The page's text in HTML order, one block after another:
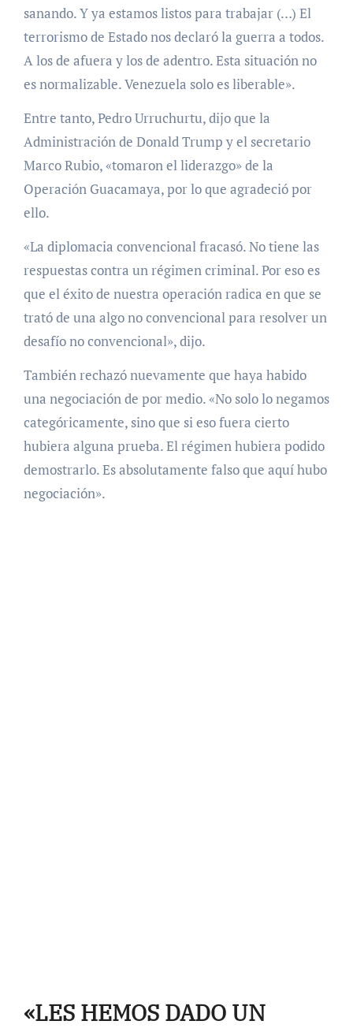
sanando. Y ya estamos listos para trabajar (…) El
terrorismo de Estado nos declaró la guerra a todos.
A los de afuera y los de adentro. Esta situación no
es normalizable. Venezuela solo es liberable».
Entre tanto, Pedro Urruchurtu, dijo que la
Administración de Donald Trump y el secretario
Marco Rubio, «tomaron el liderazgo» de la
Operación Guacamaya, por lo que agradeció por
ello.
«La diplomacia convencional fracasó. No tiene las
respuestas contra un régimen criminal. Por eso es
que el éxito de nuestra operación radica en que se
trató de una algo no convencional para resolver un
desafío no convencional», dijo.
También rechazó nuevamente que haya habido
una negociación de por medio. «No solo lo negamos
categóricamente, sino que si eso fuera cierto
hubiera alguna prueba. El régimen hubiera podido
demostrarlo. Es absolutamente falso que aquí hubo
negociación».
«LES HEMOS DADO UN